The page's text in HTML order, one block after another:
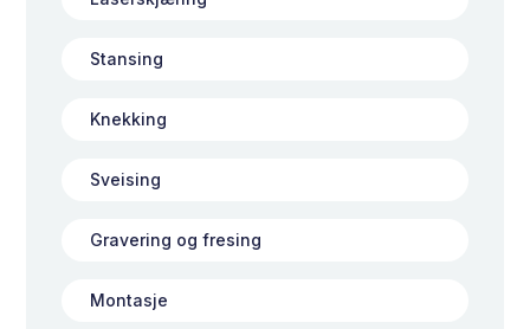
Stansing
Knekking
Sveising
Gravering og fresing
Montasje